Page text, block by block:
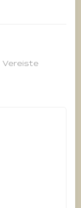
Vereiste